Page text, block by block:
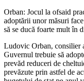
Orban: Jocul la ofsaid
adoptării unor măsuri
să se ducă foarte mult în
Ludovic Orban, consilier
Guvernul trebuie să
prevăd reduceri de
prevăzute prin astfel de